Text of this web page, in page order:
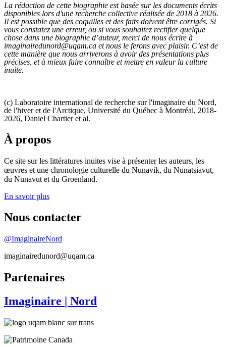
La rédaction de cette biographie est basée sur les documents écrits
disponibles lors d'une recherche collective réalisée de 2018 à 2026.
Il est possible que des coquilles et des faits doivent être corrigés. Si
vous constatez une erreur, ou si vous souhaitez rectifier quelque
chose dans une biographie d’auteur, merci de nous écrire à
imaginairedunord@uqam.ca et nous le ferons avec plaisir. C’est de
cette manière que nous arriverons à avoir des présentations plus
précises, et à mieux faire connaître et mettre en valeur la culture
inuite.
(c) Laboratoire international de recherche sur l'imaginaire du Nord,
de l'hiver et de l'Arctique, Université du Québec à Montréal, 2018-
2026, Daniel Chartier et al.
À propos
Ce site sur les littératures inuites vise à présenter les auteurs, les
œuvres et une chronologie culturelle du Nunavik, du Nunatsiavut,
du Nunavut et du Groenland.
En savoir plus
Nous contacter
@ImaginaireNord
imaginairedunord@uqam.ca
Partenaires
Imaginaire
| Nord